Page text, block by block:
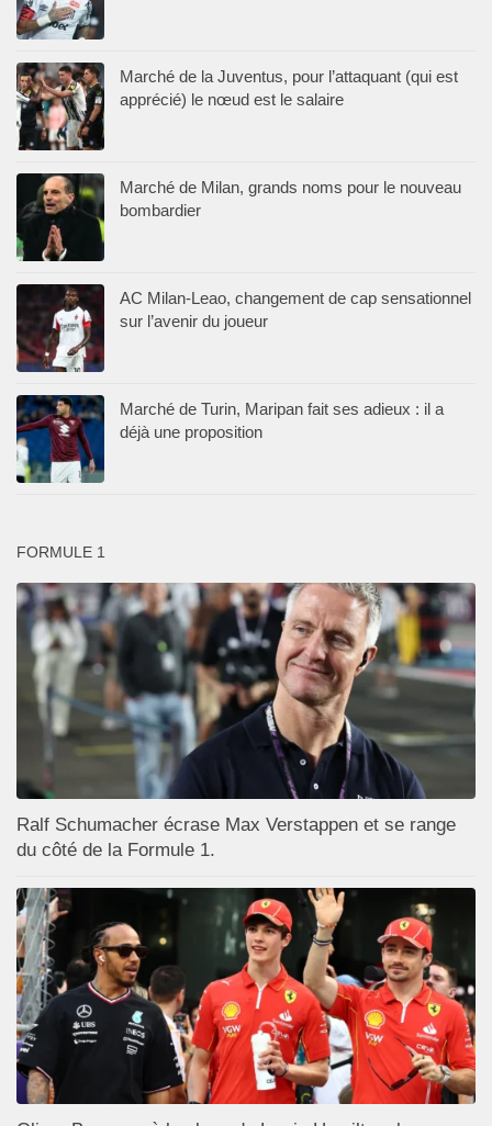
Marché de la Juventus, pour l’attaquant (qui est
apprécié) le nœud est le salaire
Marché de Milan, grands noms pour le nouveau
bombardier
AC Milan-Leao, changement de cap sensationnel
sur l’avenir du joueur
Marché de Turin, Maripan fait ses adieux : il a
déjà une proposition
FORMULE 1
Ralf Schumacher écrase Max Verstappen et se range
du côté de la Formule 1.